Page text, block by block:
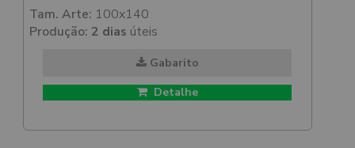
Tam. Arte: 100x140
Produção: 2 dias úteis
Gabarito
Detalhe